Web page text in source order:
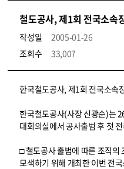
철도공사, 제1회 전국소속
작성일
2005-01-26
조회수
33,007
뉴스·홍보_보도자료 상세보기 – 내용, 파일, 담당자 연락처로 구성
한국철도공사, 제1회 전국소속
한국철도공사(사장 신광순)는
대회의실에서 공사출범 후 첫
□ 철도공사 출범에 따른 조직의
모색하기 위해 개최한 이번 전